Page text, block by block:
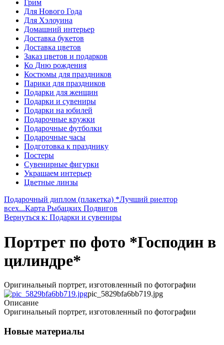
Грим
Для Нового Года
Для Хэлоуина
Домашний интерьер
Доставка букетов
Доставка цветов
Заказ цветов и подарков
Ко Дню рождения
Костюмы для праздников
Парики для праздников
Подарки для женщин
Подарки и сувениры
Подарки на юбилей
Подарочные кружки
Подарочные футболки
Подарочные часы
Подготовка к празднику
Постеры
Сувенирные фигурки
Украшаем интерьер
Цветные линзы
Подарочный диплом (плакетка) *Лучший риелтор
всех...Карта Рыбацких Подвигов
Вернуться к: Подарки и сувениры
Портрет по фото *Господин в
цилиндре*
Оригинальный портрет, изготовленный по фотографии
pic_5829bfa6bb719.jpg
Описание
Оригинальный портрет, изготовленный по фотографии
Новые материалы